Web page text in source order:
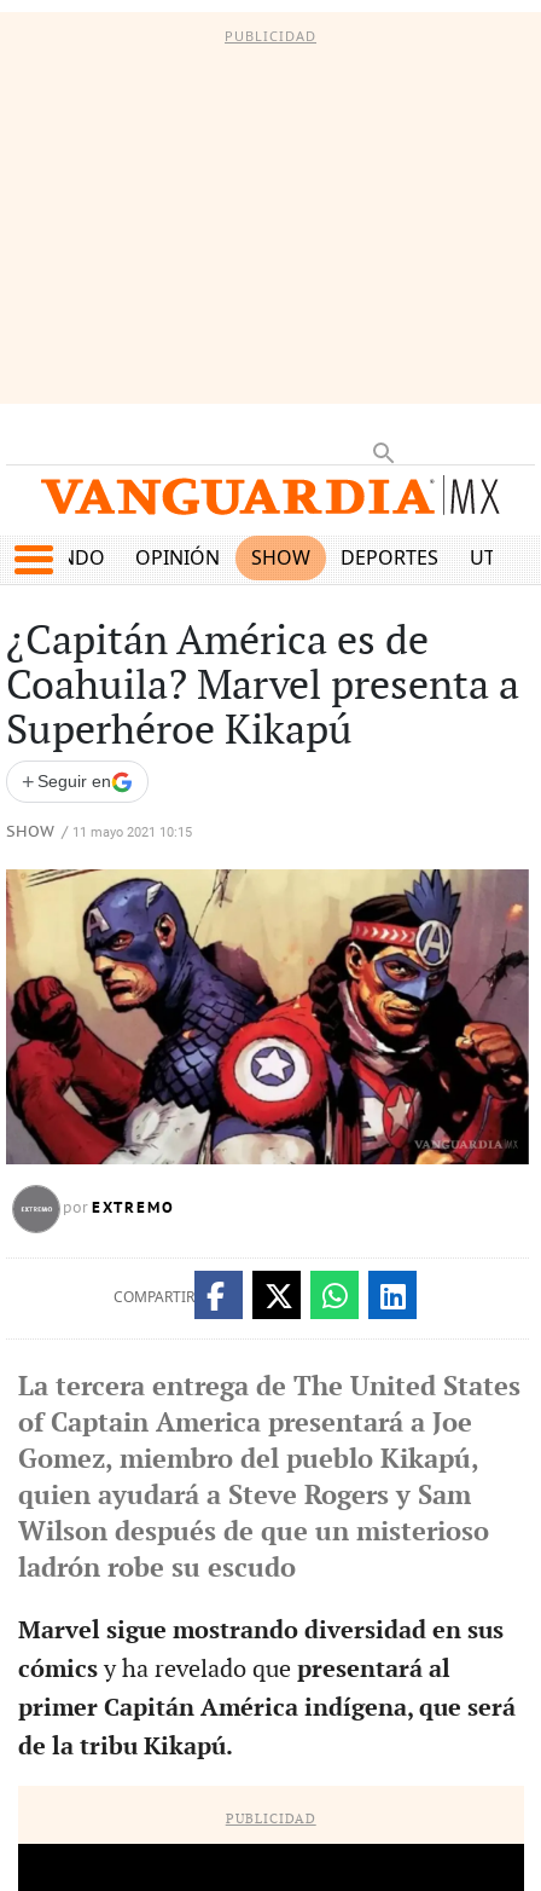
PUBLICIDAD
MUNDO OPINIÓN SHOW DEPORTES
¿Capitán América es de
Coahuila? Marvel presenta a
Superhéroe Kikapú
+ Seguir en
SHOW / 11 mayo 2021 10:15
por EXTREMO
COMPARTIR
La tercera entrega de The United States
of Captain America presentará a Joe
Gomez, miembro del pueblo Kikapú,
quien ayudará a Steve Rogers y Sam
Wilson después de que un misterioso
ladrón robe su escudo
Marvel sigue mostrando diversidad en sus
cómicsy ha revelado que presentará al
primer Capitán América indígena, que será
de la tribu Kikapú.
PUBLICIDAD